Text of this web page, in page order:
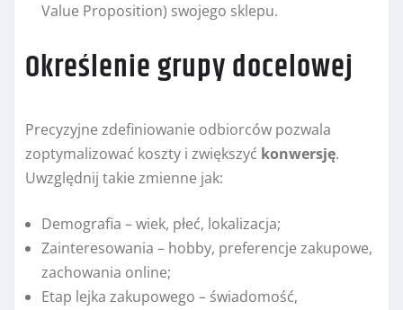
Value Proposition) swojego sklepu.
Określenie grupy docelowej
Precyzyjne zdefiniowanie odbiorców pozwala
zoptymalizować koszty i zwiększyć konwersję.
Uwzględnij takie zmienne jak:
Demografia – wiek, płeć, lokalizacja;
Zainteresowania – hobby, preferencje zakupowe,
zachowania online;
Etap lejka zakupowego – świadomość,